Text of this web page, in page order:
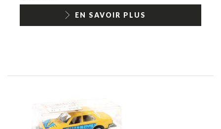
EN SAVOIR PLUS